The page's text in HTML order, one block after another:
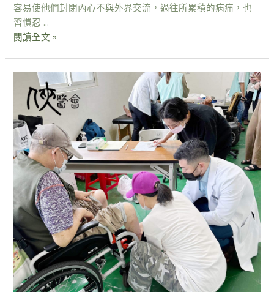
容易使他們封閉內心不與外界交流，過往所累積的病痛，也
習慣忍 …
閱讀全文 »